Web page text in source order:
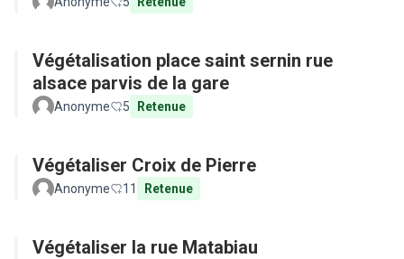
Végétalisation place saint sernin rue
alsace parvis de la gare
Anonyme 5 Retenue
Végétaliser Croix de Pierre
Anonyme 11 Retenue
Végétaliser la rue Matabiau